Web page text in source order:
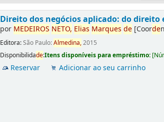
Direito dos negócios aplicado: do
por MEDEIROS NETO, Elias Marques de [Coorde
Editora:São Paulo:Almedina,2015
Disponibilidade:Itens disponíveis para empréstimo: [
Reservar Adicionar ao seu carrinho